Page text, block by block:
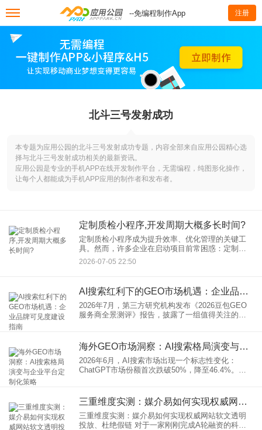
--免编程制作App 注册
北斗三号发射成功
本专题为应用公园的北斗三号发射成功专题，内容全部来自应用公园精心选
择与北斗三号发射成功相关的最新资讯。
应用公园是专业的手机APP在线开发制作平台，无需编程，纯图形化操作，
让每个人都能成为手机APP应用的制作者和发布者。
定制质检小程序,开发周期大概多长时间?
定制质检小程序成为提升效率、优化管理的关键工
具。然而，许多企业在启动项目前常困惑：定制质
检小程序的开发周期大概是多久？本文将从开发流
程、关键阶段及影响因素出发，为您全面解答这一
2026-07-05 22:50
AI搜索红利下的GEO市场机遇：企业品牌可见度建设指南
2026年7月，第三方研究机构发布《2026豆包GEO
服务商全景测评》报告，披露了一组值得关注的数
使
海外GEO市场洞察：AI搜索格局演变与企业平台定制化策略
2026年6月，AI搜索市场出现一个标志性变化：
ChatGPT市场份额首次跌破50%，降至46.4%。
三重维度实测：媒介易如何实现权威网站软文透明投放、杜绝假链
三重维度实测：媒介易如何实现权威网站软文透明
投放、杜绝假链 对于一家刚刚完成A轮融资的科技